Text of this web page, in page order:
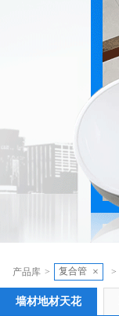
产品库 > 复合管 × >
墙材地材天花